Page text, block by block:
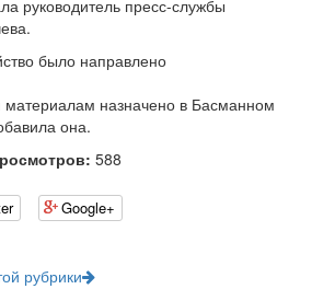
руководитель пресс-службы
было направлено
назначено в Басманном
она.
588
Google+
рубрики